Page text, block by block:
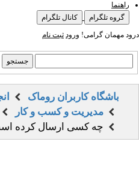
راهنما
گروه تلگرام
کانال تلگرام
درود مهمان گرامی! ورود ثبت نام
باشگاه کاربران روماک
مدیریت و کسب و کار
چه کسی ارسال کرده